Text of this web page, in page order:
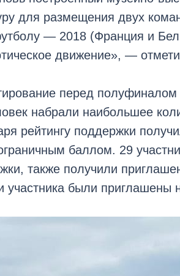
для размещения двух
— 2018 (Франция и
движение», —
перед полуфиналом
набрали наибольшее
рейтингу поддержки
баллом. 29
также получили
участника были приглашены